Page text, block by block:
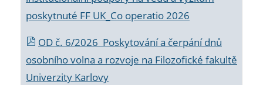
poskytnuté FF UK_Co operatio 2026
OD č. 6/2026 Poskytování a čerpání dnů
osobního volna a rozvoje na Filozofické fakultě
Univerzity Karlovy